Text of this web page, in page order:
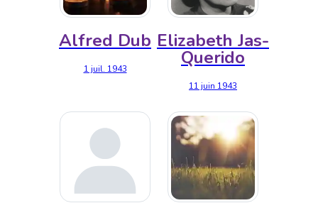
Alfred Dub
1 juil. 1943
Elizabeth Jas-
Querido
11 juin 1943